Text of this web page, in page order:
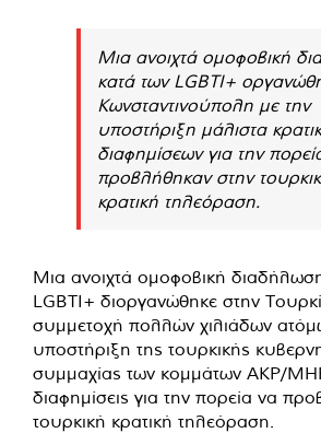
Μια ανοιχτά ομοφοβική
κατά των LGBTI+
Κωνσταντινούπολη με την
υποστήριξη μάλιστα
διαφημίσεων για την
προβλήθηκαν στην
κρατική τηλεόραση.
Μια ανοιχτά ομοφοβική
LGBTI+ διοργανώθηκε στην
συμμετοχή πολλών χιλιάδων
υποστήριξη της τουρκικής
συμμαχίας των κομμάτων AKP/
διαφημίσεις για την πορεία να
τουρκική κρατική τηλεόραση.